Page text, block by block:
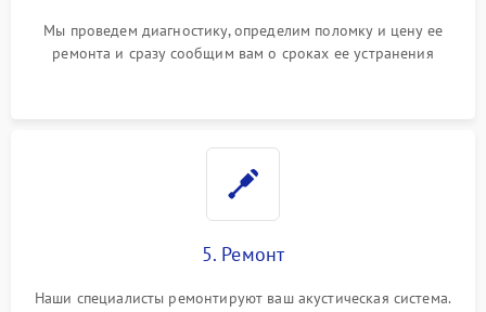
Мы проведем диагностику, определим поломку и цену ее
ремонта и сразу сообщим вам о сроках ее устранения
5. Ремонт
Наши специалисты ремонтируют ваш акустическая система.